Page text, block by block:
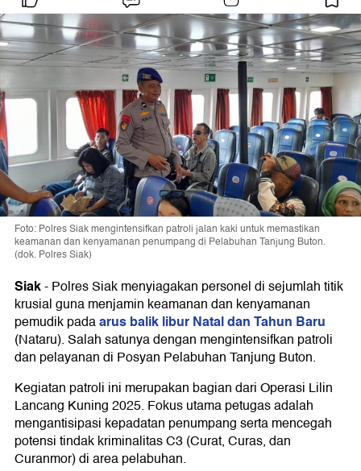
Foto: Polres Siak mengintensifkan patroli jalan kaki untuk memastikan
keamanan dan kenyamanan penumpang di Pelabuhan Tanjung Buton.
(dok. Polres Siak)
Siak-Polres Siak menyiagakan personel di sejumlah titik
krusial guna menjamin keamanan dan kenyamanan
pemudik padaarus balik libur Natal dan Tahun Baru
(Nataru). Salah satunya dengan mengintensifkan patroli
dan pelayanan di Posyan Pelabuhan Tanjung Buton.
Kegiatan patroli ini merupakan bagian dari Operasi Lilin
Lancang Kuning 2025. Fokus utama petugas adalah
mengantisipasi kepadatan penumpang serta mencegah
potensi tindak kriminalitas C3 (Curat, Curas, dan
Curanmor) di area pelabuhan.